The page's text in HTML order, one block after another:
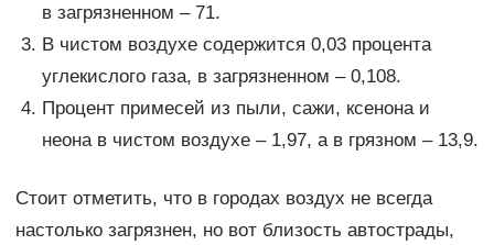
в загрязненном – 71.
В чистом воздухе содержится 0,03 процента
углекислого газа, в загрязненном – 0,108.
Процент примесей из пыли, сажи, ксенона и
неона в чистом воздухе – 1,97, а в грязном – 13,9.
Стоит отметить, что в городах воздух не всегда
настолько загрязнен, но вот близость автострады,